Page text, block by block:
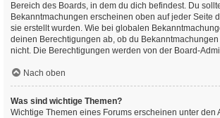
Bereich des Boards, in dem du dich befindest. Du
Bekanntmachungen erscheinen oben auf jeder Seite
sie erstellt wurden. Wie bei globalen
deinen Berechtigungen ab, ob du
nicht. Die Berechtigungen werden von der Board-
Nach oben
Was sind wichtige Themen?
Wichtige Themen eines Forums erscheinen unter den